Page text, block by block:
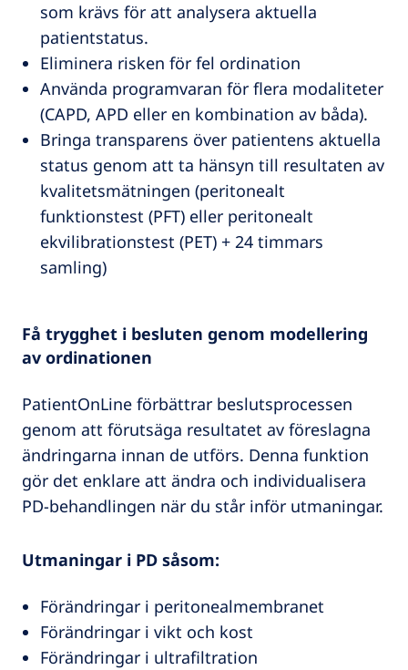
som krävs för att analysera aktuella
patientstatus.
Eliminera risken för fel ordination
Använda programvaran för flera modaliteter
(CAPD, APD eller en kombination av båda).
Bringa transparens över patientens aktuella
status genom att ta hänsyn till resultaten av
kvalitetsmätningen (peritonealt
funktionstest (PFT) eller peritonealt
ekvilibrationstest (PET) + 24 timmars
samling)
Få trygghet i besluten genom modellering
av ordinationen
PatientOnLine förbättrar beslutsprocessen
genom att förutsäga resultatet av föreslagna
ändringarna innan de utförs. Denna funktion
gör det enklare att ändra och individualisera
PD-behandlingen när du står inför utmaningar.
Utmaningar i PD såsom:
Förändringar i peritonealmembranet
Förändringar i vikt och kost
Förändringar i ultrafiltration